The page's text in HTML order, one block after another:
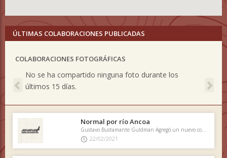
ÚLTIMAS COLABORACIONES PUBLICADAS
COLABORACIONES FOTOGRÁFICAS
No se ha compartido ninguna foto durante los
últimos 15 días.
Previous
Normal por río Ancoa
Gustavo Bustamante Guldman Agregó un nuevo comentario
22/02/2021